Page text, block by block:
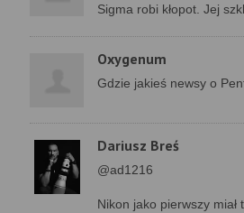
Sigma robi kłopot. Jej
Oxygenum
Gdzie jakieś newsy o
Dariusz Breś
@ad1216
Nikon jako pierwszy